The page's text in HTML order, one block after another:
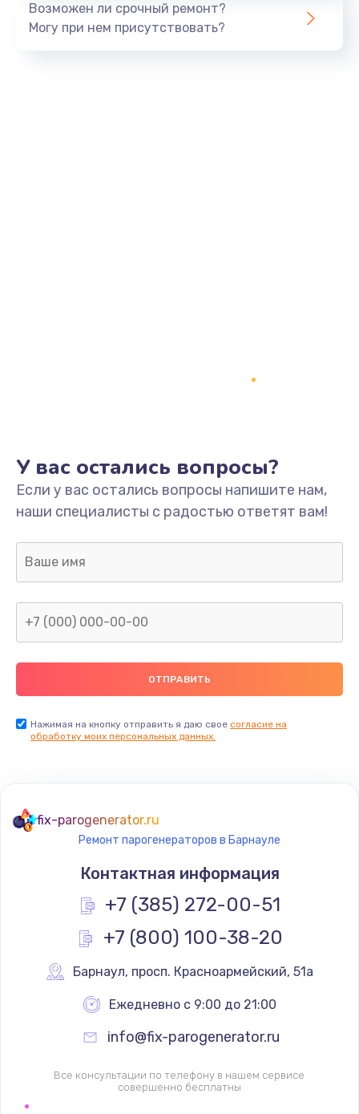
820 руб.
Ремонт кнопки
550 руб.
Заказать
370 руб.
Заказать
Замена датчиков
580 руб.
Заказать
Комплексная чистка
Замена дисплея (экрана)
Заказать
Ремонт платы электроники
1400 руб.
Заказать
2150 руб.
Заказать
Возможен ли срочный ремонт?
Могу при нем присутствовать?
У вас остались вопросы?
Если у вас остались вопросы напишите нам,
наши специалисты с радостью ответят вам!
Нажимая на кнопку отправить я даю свое согласие на
обработку моих персональных данных.
fix-parogenerator.ru
Ремонт парогенераторов в Барнауле
Контактная информация
+7 (385) 272-00-51
+7 (800) 100-38-20
Барнаул, просп. Красноармейский, 51а
Ежедневно с 9:00 до 21:00
info@fix-parogenerator.ru
Все консультации по телефону в нашем сервисе
совершенно бесплатны